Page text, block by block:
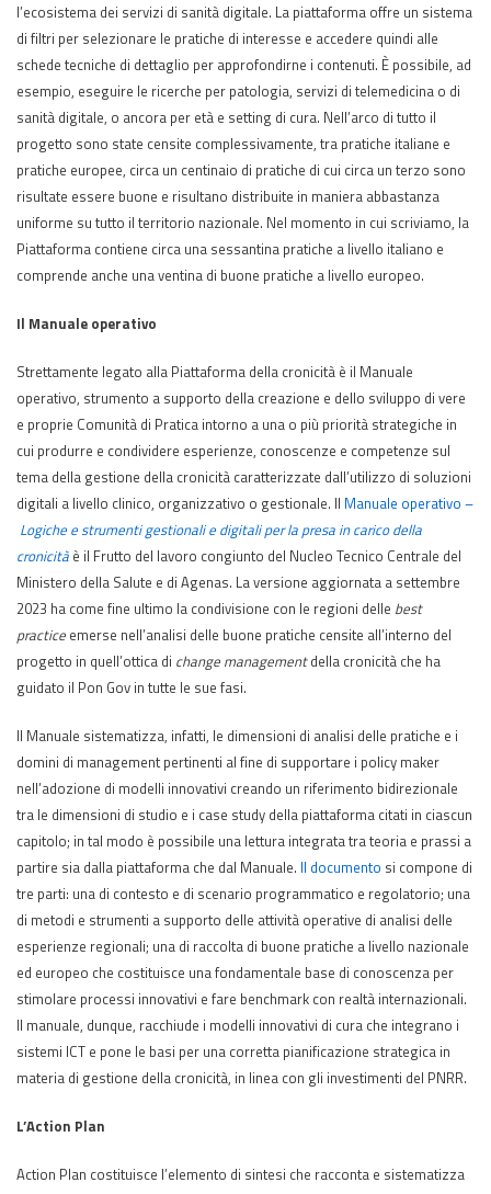
l’ecosistema dei servizi di sanità digitale. La piattaforma offre un sistema
di filtri per selezionare le pratiche di interesse e accedere quindi alle
schede tecniche di dettaglio per approfondirne i contenuti. È possibile, ad
esempio, eseguire le ricerche per patologia, servizi di telemedicina o di
sanità digitale, o ancora per età e setting di cura. Nell’arco di tutto il
progetto sono state censite complessivamente, tra pratiche italiane e
pratiche europee, circa un centinaio di pratiche di cui circa un terzo sono
risultate essere buone e risultano distribuite in maniera abbastanza
uniforme su tutto il territorio nazionale. Nel momento in cui scriviamo, la
Piattaforma contiene circa una sessantina pratiche a livello italiano e
comprende anche una ventina di buone pratiche a livello europeo.
Il Manuale operativo
Strettamente legato alla Piattaforma della cronicità è il Manuale
operativo, strumento a supporto della creazione e dello sviluppo di vere
e proprie Comunità di Pratica intorno a una o più priorità strategiche in
cui produrre e condividere esperienze, conoscenze e competenze sul
tema della gestione della cronicità caratterizzate dall’utilizzo di soluzioni
digitali a livello clinico, organizzativo o gestionale. Il Manuale operativo –
Logiche e strumenti gestionali e digitali per la presa in carico della
cronicità è il Frutto del lavoro congiunto del Nucleo Tecnico Centrale del
Ministero della Salute e di Agenas. La versione aggiornata a settembre
2023 ha come fine ultimo la condivisione con le regioni delle best
practice emerse nell’analisi delle buone pratiche censite all’interno del
progetto in quell’ottica di change managementdella cronicità che ha
guidato il Pon Gov in tutte le sue fasi.
Il Manuale sistematizza, infatti, le dimensioni di analisi delle pratiche e i
domini di management pertinenti al fine di supportare i policy maker
nell’adozione di modelli innovativi creando un riferimento bidirezionale
tra le dimensioni di studio e i case study della piattaforma citati in ciascun
capitolo; in tal modo è possibile una lettura integrata tra teoria e prassi a
partire sia dalla piattaforma che dal Manuale. Il documento si compone di
tre parti: una di contesto e di scenario programmatico e regolatorio; una
di metodi e strumenti a supporto delle attività operative di analisi delle
esperienze regionali; una di raccolta di buone pratiche a livello nazionale
ed europeo che costituisce una fondamentale base di conoscenza per
stimolare processi innovativi e fare benchmark con realtà internazionali.
Il manuale, dunque, racchiude i modelli innovativi di cura che integrano i
sistemi ICT e pone le basi per una corretta pianificazione strategica in
materia di gestione della cronicità, in linea con gli investimenti del PNRR.
L’Action Plan
Action Plan costituisce l’elemento di sintesi che racconta e sistematizza